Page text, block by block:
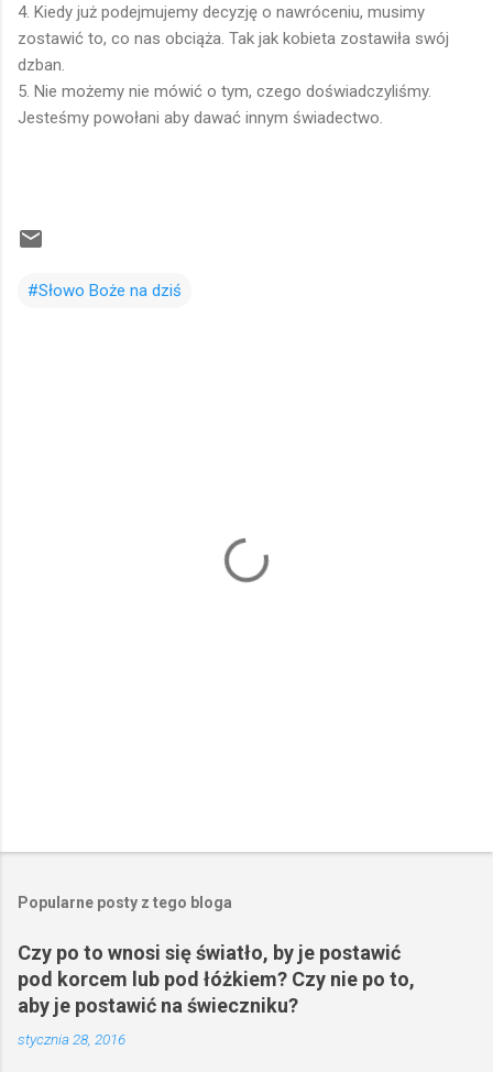
4. Kiedy już podejmujemy decyzję o nawróceniu, musimy
zostawić to, co nas obciąża. Tak jak kobieta zostawiła swój
dzban.
5. Nie możemy nie mówić o tym, czego doświadczyliśmy.
Jesteśmy powołani aby dawać innym świadectwo.
#Słowo Boże na dziś
Popularne posty z tego bloga
Czy po to wnosi się światło, by je postawić
pod korcem lub pod łóżkiem? Czy nie po to,
aby je postawić na świeczniku?
stycznia 28, 2016